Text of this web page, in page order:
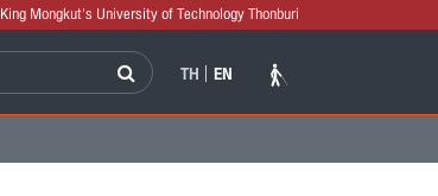
King Mongkut's University of Technology Thonburi
TH EN